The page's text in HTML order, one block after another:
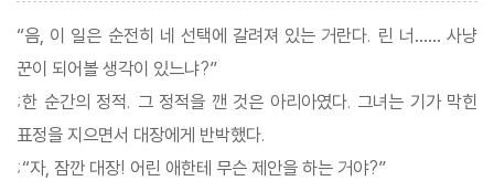
“음, 이 일은 순전히 네 선택에 갈려져 있는 거란다. 린 너…… 사냥
꾼이 되어볼 생각이 있느냐?”
;한 순간의 정적. 그 정적을 깬 것은 아리아였다. 그녀는 기가 막힌
표정을 지으면서 대장에게 반박했다.
;“자, 잠깐 대장! 어린 애한테 무슨 제안을 하는 거야?”